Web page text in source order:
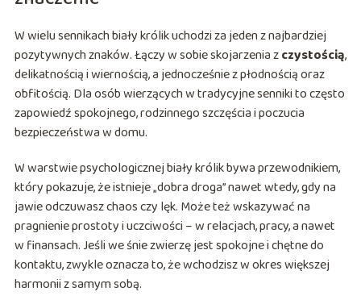
W wielu sennikach biały królik uchodzi za jeden z najbardziej
pozytywnych znaków. Łączy w sobie skojarzenia zczystością,
delikatnością i wiernością, a jednocześnie z płodnością oraz
obfitością. Dla osób wierzących w tradycyjne senniki to często
zapowiedź spokojnego, rodzinnego szczęścia i poczucia
bezpieczeństwa w domu.
W warstwie psychologicznej biały królik bywa przewodnikiem,
który pokazuje, że istnieje „dobra droga” nawet wtedy, gdy na
jawie odczuwasz chaos czy lęk. Może też wskazywać na
pragnienie prostoty i uczciwości – w relacjach, pracy, a nawet
w finansach. Jeśli we śnie zwierzę jest spokojne i chętne do
kontaktu, zwykle oznacza to, że wchodzisz w okres większej
harmonii z samym sobą.